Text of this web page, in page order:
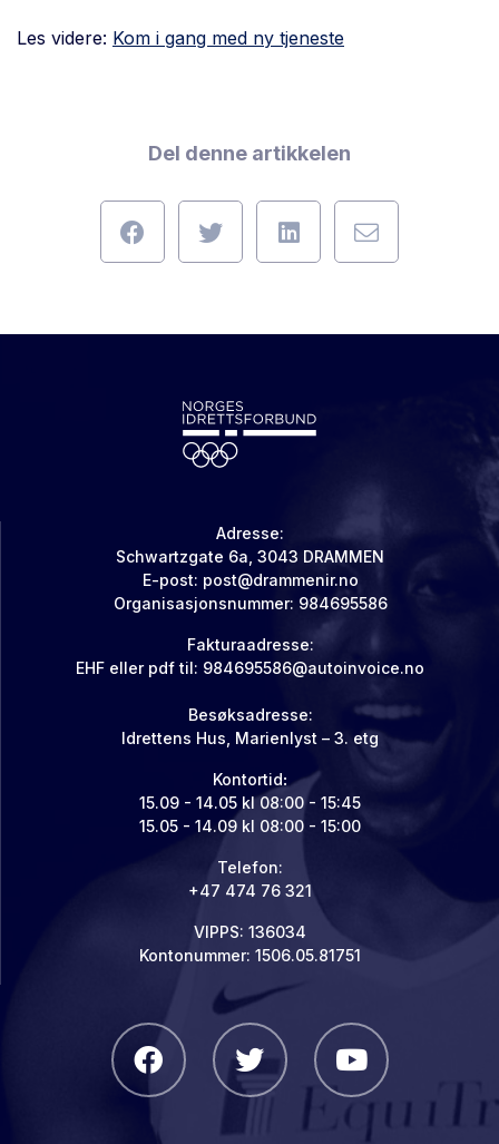
Les videre: Kom i gang med ny tjeneste
Del denne artikkelen
Adresse:
Schwartzgate 6a, 3043 DRAMMEN
E-post: post@drammenir.no
Organisasjonsnummer: 984695586
Fakturaadresse:
EHF eller pdf til: 984695586@autoinvoice.no
Besøksadresse:
Idrettens Hus, Marienlyst – 3. etg
Kontortid:
15.09 - 14.05 kl 08:00 - 15:45
15.05 - 14.09 kl 08:00 - 15:00
Telefon:
+47 474 76 321
VIPPS: 136034
Kontonummer: 1506.05.81751